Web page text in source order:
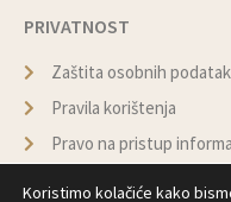
PRIVATNOST
Zaštita osobnih
Pravila korištenja
Pravo na pristup
Koristimo kolačiće kako